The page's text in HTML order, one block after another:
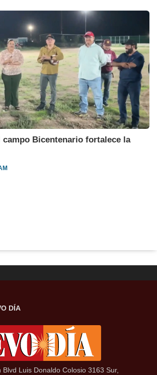
campo Bicentenario fortalece la
DÍA
Luis Donaldo Colosio 3163 Sur,